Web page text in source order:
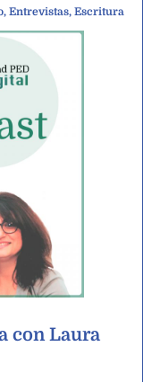
, Entrevistas, Escritura
con Laura